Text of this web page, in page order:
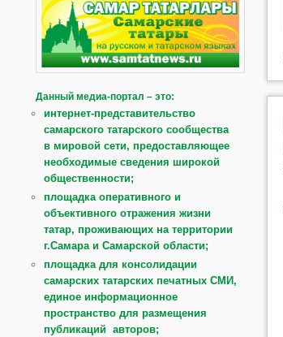
Данный медиа-портал – это:
интернет-представительство
самарского татарского сообщества
в мировой сети, предоставляющее
необходимые сведения широкой
общественности;
площадка оперативного и
объективного отражения жизни
татар, проживающих на территории
г.Самара и Самарской области;
площадка для консолидации
самарских татарских печатных СМИ,
единое информационное
пространство для размещения
публикаций авторов;